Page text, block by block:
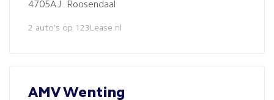
4705AJ Roosendaal
2 auto's op 123Lease.nl
AMV Wenting